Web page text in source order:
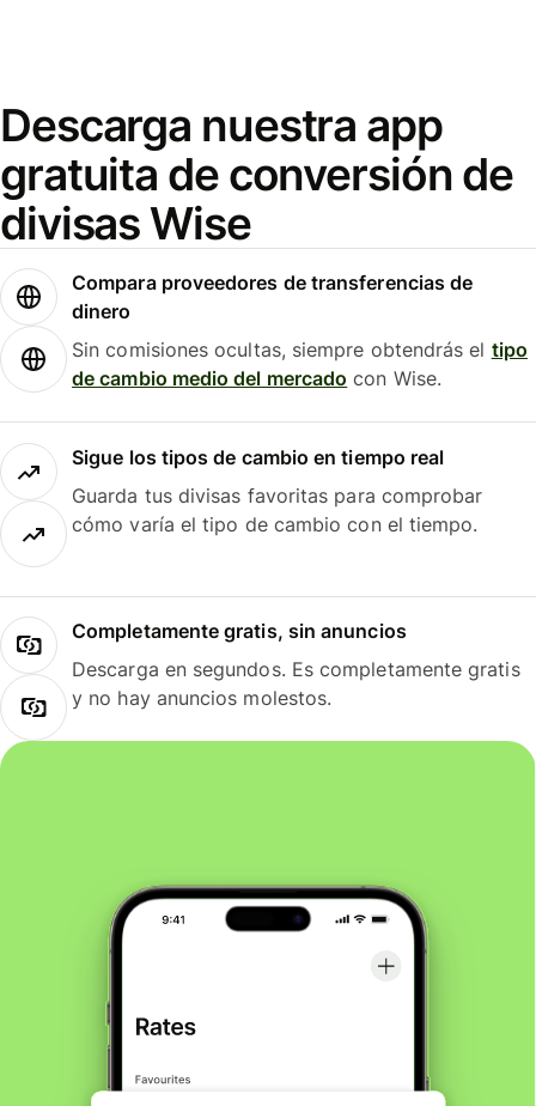
Descarga nuestra app
gratuita de conversión de
divisas Wise
Compara proveedores de transferencias de
dinero
Sin comisiones ocultas, siempre obtendrás el tipo
de cambio medio del mercado con Wise.
Sigue los tipos de cambio en tiempo real
Guarda tus divisas favoritas para comprobar
cómo varía el tipo de cambio con el tiempo.
Completamente gratis, sin anuncios
Descarga en segundos. Es completamente gratis
y no hay anuncios molestos.